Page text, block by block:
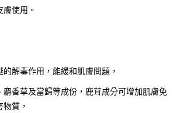
使用。
解毒作用，能緩和肌膚問題，
麝香草及當歸等成份，鹿茸成分可增加肌膚免
質，